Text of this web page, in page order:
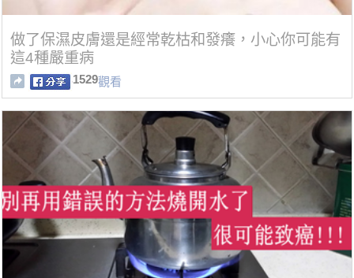
做了保濕皮膚還是經常乾枯和發癢，小心你可能有
這4種嚴重病
1529觀看